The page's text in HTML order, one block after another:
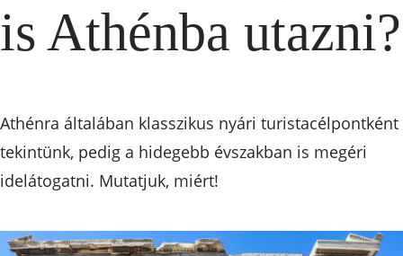
is Athénba utazni?
Athénra általában klasszikus nyári turistacélpontként
tekintünk, pedig a hidegebb évszakban is megéri
idelátogatni. Mutatjuk, miért!